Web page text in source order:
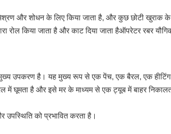
और शोधन के लिए किया जाता है, और कुछ छोटी खुराक के
रोल किया जाता है और काट दिया जाता हैऑपरेटर रबर
उपकरण है। यह मुख्य रूप से एक पेंच, एक बैरल, एक हीटिंग
घूमता है और इसे मर के माध्यम से एक ट्यूब में बाहर
को प्रभावित करता है।